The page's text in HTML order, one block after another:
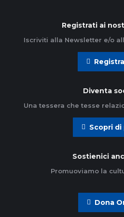
Registrati ai
Iscriviti alla Newsletter e/o
Diventa
Una tessera che tesse
Scopri di
Sostienici
Promuoviamo la
Dona